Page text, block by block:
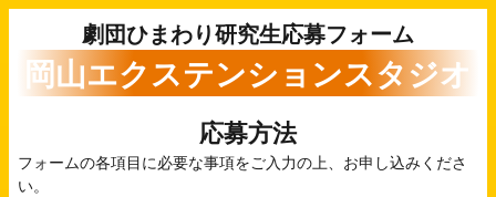
劇団ひまわり研究生応募フォーム
岡山エクステンションスタジオ
応募方法
フォームの各項目に必要な事項をご入力の上、お申し込みくださ
い。